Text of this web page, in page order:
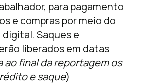
para pagamento
e compras por meio do
Saques e
liberados em datas
ao final da reportagem os
e saque)